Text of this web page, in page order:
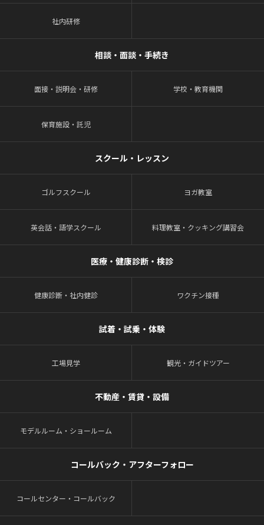
社内研修
相談・面談・手続き
面接・説明会・研修 学校・教育機関
保育施設・託児
スクール・レッスン
ゴルフスクール ヨガ教室
英会話・語学スクール 料理教室・クッキング講習会
医療・健康診断・検診
健康診断・社内健診 ワクチン接種
試着・試乗・体験
工場見学 観光・ガイドツアー
不動産・賃貸・設備
モデルルーム・ショールーム
コールバック・アフターフォロー
コールセンター・コールバック